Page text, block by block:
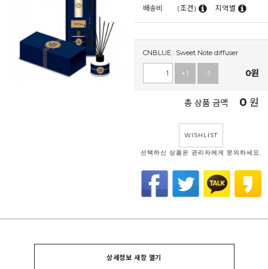
배송비 (조건) 지역별
CNBLUE : Sweet Note diffuser
+1 -1 0원
총 상품 금액 0 원
WISHLIST
선택하신 상품은 관리자에게 문의하세요.
상세정보 새창 열기